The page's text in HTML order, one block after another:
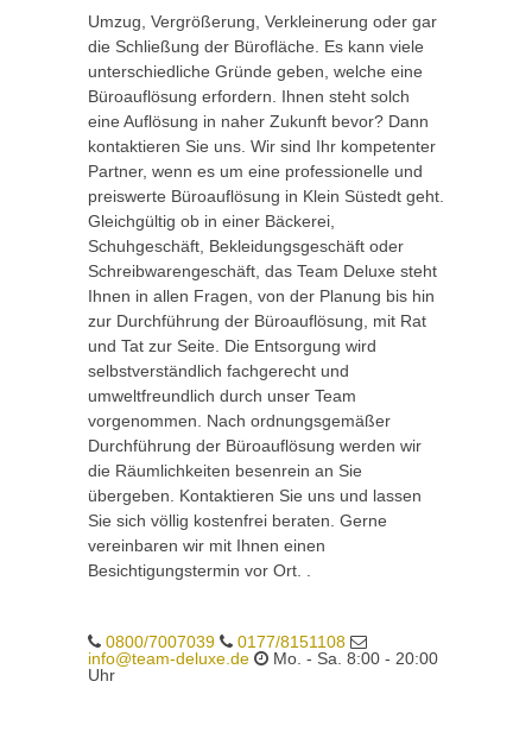
Umzug, Vergrößerung, Verkleinerung oder gar
die Schließung der Bürofläche. Es kann viele
unterschiedliche Gründe geben, welche eine
Büroauflösung erfordern. Ihnen steht solch
eine Auflösung in naher Zukunft bevor? Dann
kontaktieren Sie uns. Wir sind Ihr kompetenter
Partner, wenn es um eine professionelle und
preiswerte Büroauflösung in Klein Süstedt geht.
Gleichgültig ob in einer Bäckerei,
Schuhgeschäft, Bekleidungsgeschäft oder
Schreibwarengeschäft, das Team Deluxe steht
Ihnen in allen Fragen, von der Planung bis hin
zur Durchführung der Büroauflösung, mit Rat
und Tat zur Seite. Die Entsorgung wird
selbstverständlich fachgerecht und
umweltfreundlich durch unser Team
vorgenommen. Nach ordnungsgemäßer
Durchführung der Büroauflösung werden wir
die Räumlichkeiten besenrein an Sie
übergeben. Kontaktieren Sie uns und lassen
Sie sich völlig kostenfrei beraten. Gerne
vereinbaren wir mit Ihnen einen
Besichtigungstermin vor Ort. .
0800/7007039
0177/8151108
info@team-deluxe.de
Mo. - Sa. 8:00 - 20:00
Uhr